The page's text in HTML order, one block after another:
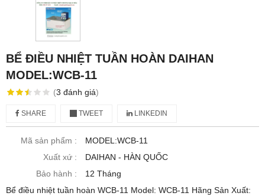
BỂ ĐIỀU NHIỆT TUẦN HOÀN DAIHAN
MODEL:WCB-11
(3 đánh giá)
SHARE TWEET LINKEDIN
Mã sản phẩm :
MODEL:WCB-11
Xuất xứ :
DAIHAN - HÀN QUỐC
Bảo hành :
12 Tháng
Bể điều nhiệt tuần hoàn WCB-11 Model: WCB-11 Hãng Sản Xuất: